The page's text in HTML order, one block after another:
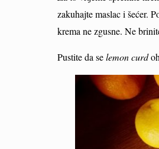
zakuhajte maslac i šećer.
krema ne zgusne. Ne
Pustite da selemon curd